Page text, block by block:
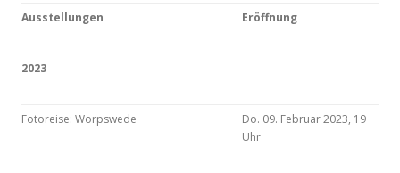
Ausstellungen Eröffnung
2023
Fotoreise: Worpswede
Do. 09. Februar 2023, 19
Uhr